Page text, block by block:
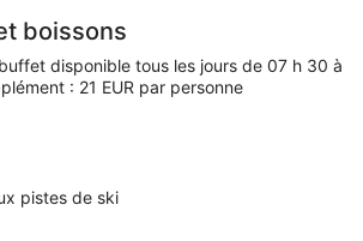
servi tous les jours en supplément
faire plaisir grâce aux agréables soins
spa complet
offertes, on trouve un coffre-fort à
de réunion et un ascenseur
aux pistes de ski et aire de jeux :
actif mémorable grâce aux nombreux
place
boissons
disponible tous les jours de 07 h 30 à
: 21 EUR par personne
pistes de ski